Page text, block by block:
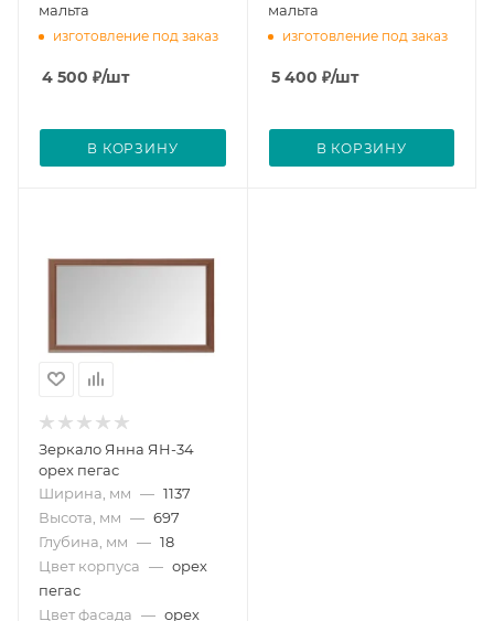
мальта
изготовление под заказ
4 500 ₽/шт
В КОРЗИНУ
мальта
изготовление под заказ
5 400 ₽/шт
В КОРЗИНУ
Зеркало Янна ЯН-34
орех пегас
Ширина, мм — 1137
Высота, мм — 697
Глубина, мм — 18
Цвет корпуса — орех
пегас
Цвет фасада — орех